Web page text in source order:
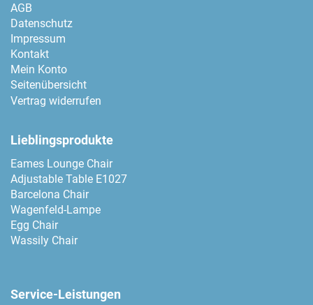
AGB
Datenschutz
Impressum
Kontakt
Mein Konto
Seitenübersicht
Vertrag widerrufen
Lieblingsprodukte
Eames Lounge Chair
Adjustable Table E1027
Barcelona Chair
Wagenfeld-Lampe
Egg Chair
Wassily Chair
Service-Leistungen